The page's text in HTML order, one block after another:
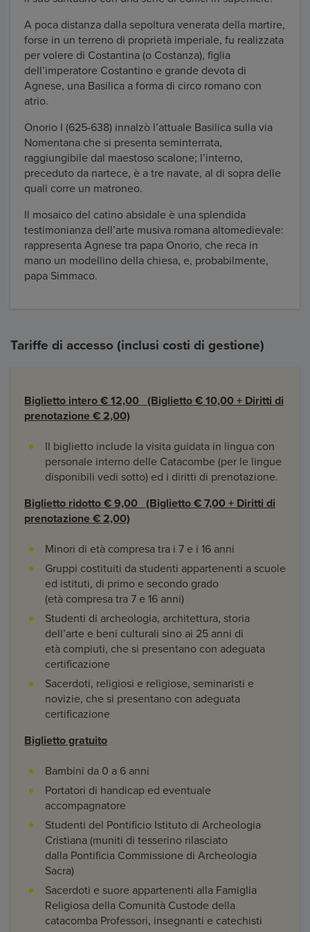
A poca distanza dalla sepoltura venerata della martire,
forse in un terreno di proprietà imperiale, fu realizzata
per volere di Costantina (o Costanza), figlia
dell’imperatore Costantino e grande devota di
Agnese, una Basilica a forma di circo romano con
atrio.
Onorio I (625-638) innalzò l’attuale Basilica sulla via
Nomentana che si presenta seminterrata,
raggiungibile dal maestoso scalone; l’interno,
preceduto da nartece, è a tre navate, al di sopra delle
quali corre un matroneo.
Il mosaico del catino absidale è una splendida
testimonianza dell’arte musiva romana altomedievale:
rappresenta Agnese tra papa Onorio, che reca in
mano un modellino della chiesa, e, probabilmente,
papa Simmaco.
Tariffe di accesso (inclusi costi di gestione)
Biglietto intero € 12,00 (Biglietto € 10,00 + Diritti di
prenotazione € 2,00)
Il biglietto include la visita guidata in lingua con
personale interno delle Catacombe (per le lingue
disponibili vedi sotto) ed i diritti di prenotazione.
Biglietto ridotto € 9,00 (Biglietto € 7,00 + Diritti di
prenotazione € 2,00)
Minori di età compresa tra i 7 e i 16 anni
Gruppi costituiti da studenti appartenenti a scuole
ed istituti, di primo e secondo grado
(età compresa tra 7 e 16 anni)
Studenti di archeologia, architettura, storia
dell’arte e beni culturali sino ai 25 anni di
età compiuti, che si presentano con adeguata
certificazione
Sacerdoti, religiosi e religiose, seminaristi e
novizie, che si presentano con adeguata
certificazione
Biglietto gratuito
Bambini da 0 a 6 anni
Portatori di handicap ed eventuale
accompagnatore
Studenti del Pontificio Istituto di Archeologia
Cristiana (muniti di tesserino rilasciato
dalla Pontificia Commissione di Archeologia
Sacra)
Sacerdoti e suore appartenenti alla Famiglia
Religiosa della Comunità Custode della
catacomba Professori, insegnanti e catechisti